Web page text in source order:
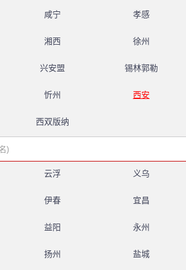
咸宁 孝感
湘西 徐州
兴安盟 锡林郭勒
忻州 西安
西双版纳
)
云浮 义乌
伊春 宜昌
益阳 永州
扬州 盐城